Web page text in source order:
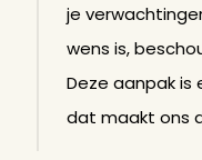
je
wens is,
Deze aanpak is
dat maakt ons